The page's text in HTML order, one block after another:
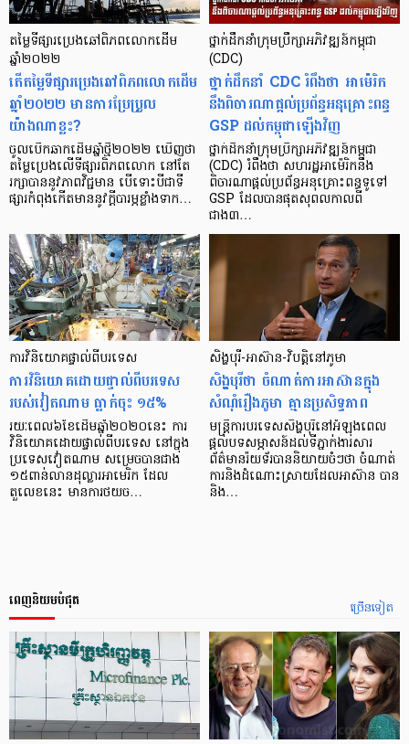
តម្លៃទីផ្សារប្រេងឆៅពិភពលោកដើម
ឆ្នាំ២០២២
តើតម្លៃទីផ្សារប្រេងឆៅពិភពលោកដើម
ឆ្នាំ២០២២ មានការប្រែប្រួល
យ៉ាងណាខ្លះ?
ចូលបើកឆាកដើមឆ្នាំថ្មី២០២២ ឃើញថា
តម្លៃប្រេងលើទីផ្សារពិភពលោក នៅតែ
រក្សាបាននូវភាពវិជ្ជមាន បើទោះបីជាទី
ផ្សារកំពុងកើតមាននូវក្ដីបារម្ភខ្លាំងទាក…
ថ្នាក់ដឹកនាំក្រុមប្រឹក្សាអភិវឌ្ឍន៍កម្ពុជា
(CDC)
ថ្នាក់ដឹកនាំ CDC រំពឹងថា អាម៉េរិក
នឹងពិចារណាផ្ដល់ប្រព័ន្ធអនុគ្រោះពន្ធ
GSP ដល់កម្ពុជាឡើងវិញ
ថ្នាក់ដឹកនាំក្រុមប្រឹក្សាអភិវឌ្ឍន៍កម្ពុជា
(CDC) រំពឹងថា សហរដ្ឋអាម៉េរិកនឹង
ពិចារណាផ្តល់ប្រព័ន្ធអនុគ្រោះពន្ធទូទៅ
GSP ដែលបានផុតសុពលកាលពី
ជាង៣…
ការវិនិយោគផ្ទាល់ពីបរទេស
ការវិនិយោគដោយផ្ទាល់ពីបរទេស
របស់វៀតណាម ធ្លាក់ចុះ ១៥%
រយៈពេល៦ខែដើមឆ្នាំ២០២០នេះ ការ
វិនិយោគដោយផ្ទាល់ពីបរទេស នៅក្នុង
ប្រទេសវៀតណាម សម្រេចបានជាង
១៥ពាន់លានដុល្លារអាមេរិក ដែល
តួលេខនេះ មានការថយច…
សិង្ហបុរី-អាស៊ាន-វិបត្តិនៅភូមា
សិង្ហបុរីថា ចំណាត់ការអាស៊ានក្នុង
សំណុំរឿងភូមា គ្មានប្រសិទ្ធភាព
មន្ត្រីការបរទេសសិង្ហបុរីនៅអំឡុងពេល
ផ្តល់បទសម្ភាសន៍ដល់ទីភ្នាក់ងារសារ
ព័ត៌មានរ៉យទ័របាននិយាយចំៗថា ចំណាត់
ការនិងដំណោះស្រាយដែលអាស៊ាន បាន
និង…
ច្រើនទៀត
ពេញនិយមបំផុត